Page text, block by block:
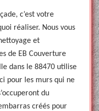
c’est votre
réaliser. Nous vous
et
de EB Couverture
dans le 88470 utilise
pour les murs qui ne
du
créés pour